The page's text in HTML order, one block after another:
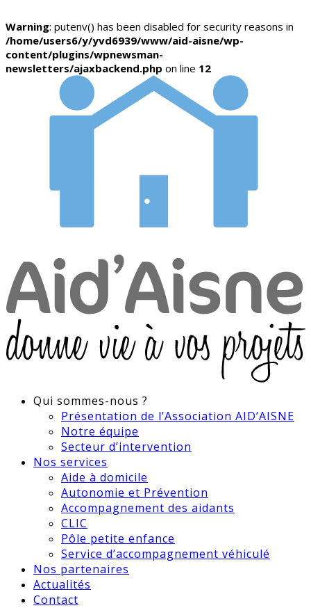
Warning: putenv() has been disabled for security reasons in
/home/users6/y/yvd6939/www/aid-aisne/wp-
content/plugins/wpnewsman-
newsletters/ajaxbackend.php on line 12
Qui sommes-nous ?
Présentation de l’Association AID’AISNE
Notre équipe
Secteur d’intervention
Nos services
Aide à domicile
Autonomie et Prévention
Accompagnement des aidants
CLIC
Pôle petite enfance
Service d’accompagnement véhiculé
Nos partenaires
Actualités
Contact